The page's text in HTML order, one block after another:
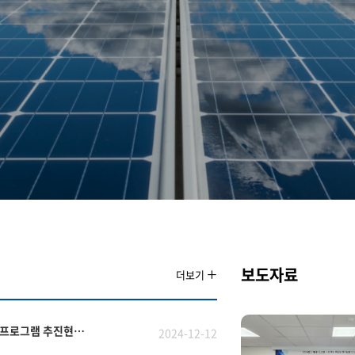
더보기
국립군산대학교 RIS에너지신산업사업단 2024년도 협업프로그램 추진현황 안내 2024-12-12
보도자료